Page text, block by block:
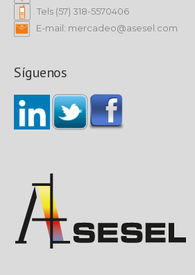
Tels (57) 318-5570406
E-mail: mercadeo@asesel.com
Síguenos